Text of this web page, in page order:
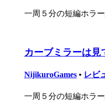
一周５分の短編ホラ
カーブミラーは見
NijikuroGames • レビ
一周５分の短編ホラ